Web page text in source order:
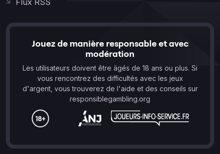
Flux RSS
Jouez de manière responsable et avec
modération
Les utilisateurs doivent être âgés de 18 ans ou plus. Si
vous rencontrez des difficultés avec les jeux
d'argent, vous trouverez de l'aide et des conseils sur
responsiblegambling.org